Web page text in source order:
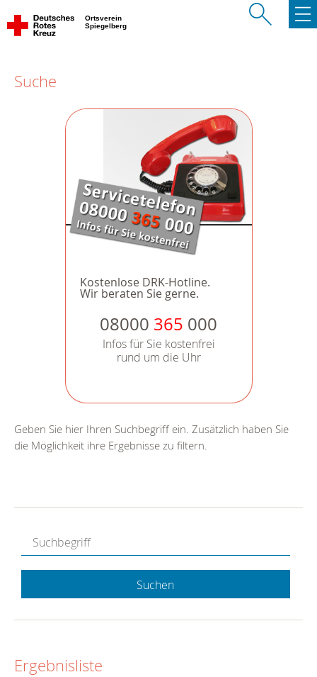
Ortsverein
Spiegelberg
Suche
Kostenlose DRK-Hotline.
Wir beraten Sie gerne.
08000 365 000
Infos für Sie kostenfrei
rund um die Uhr
Geben Sie hier Ihren Suchbegriff ein. Zusätzlich haben Sie
die Möglichkeit ihre Ergebnisse zu filtern.
Suchen
Ergebnisliste